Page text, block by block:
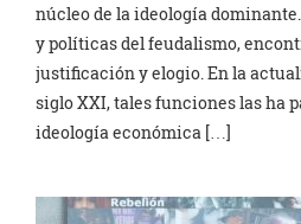
núcleo de la ideología
y políticas del feudalismo,
justificación y elogio. En la
siglo XXI, tales funciones las ha
ideología económica […]